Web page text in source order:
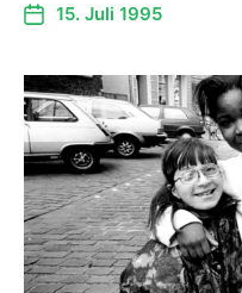
15. Juli 1995